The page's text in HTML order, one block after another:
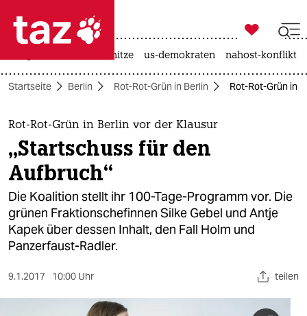
 taz zahl ich
taz zahl ich
themen
politik
öko
gesellschaft
kultur
sport

taz zahl ich
hitze us-demokraten nahost-konflikt
Startseite Berlin Rot-Rot-Grün in Berlin Rot-Rot-Grün in
Rot-Rot-Grün in Berlin vor der Klausur
„Startschuss für den
Aufbruch“
Die Koalition stellt ihr 100-Tage-Programm vor. Die
grünen Fraktionschefinnen Silke Gebel und Antje
Kapek über dessen Inhalt, den Fall Holm und
Panzerfaust-Radler.
9.1.2017 10:00 Uhr teilen